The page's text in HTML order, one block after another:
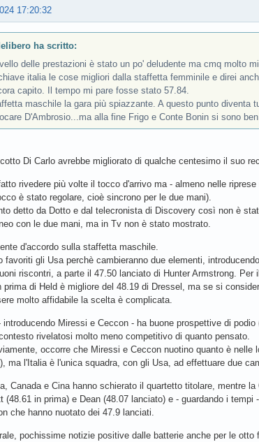
17:20:32
ha scritto:
delle prestazioni è stato un po' deludente ma cmq molto
italia le cose migliori dalla staffetta femminile e direi
capito. Il tempo mi pare fosse stato 57.84.
maschile la gara più spiazzante. A questo punto diventa
D'Ambrosio...ma alla fine Frigo e Conte Bonin si sono
Di Carlo avrebbe migliorato di qualche centesimo il suo
rivedere più volte il tocco d'arrivo ma - almeno nelle
è stato regolare, cioè sincrono per le due mani).
detto da Dotto e dal telecronista di Discovery così non è
con le due mani, ma in Tv non è stato mostrato.
d'accordo sulla staffetta maschile.
favoriti gli Usa perchè cambieranno due elementi,
riscontri, a parte il 47.50 lanciato di Hunter Armstrong.
prima di Held è migliore del 48.19 di Dressel, ma se si
molto affidabile la scelta è complicata.
introducendo Miressi e Ceccon - ha buone prospettive di
rivelatosi molto meno competitivo di quanto pensato.
occorre che Miressi e Ceccon nuotino quanto è
ma l'Italia è l'unica squadra, con gli Usa, ad effettuare due
Canada e Cina hanno schierato il quartetto titolare, mentre
(48.61 in prima) e Dean (48.07 lanciato) e - guardando i
che hanno nuotato dei 47.9 lanciati.
pochissime notizie positive dalle batterie anche per le